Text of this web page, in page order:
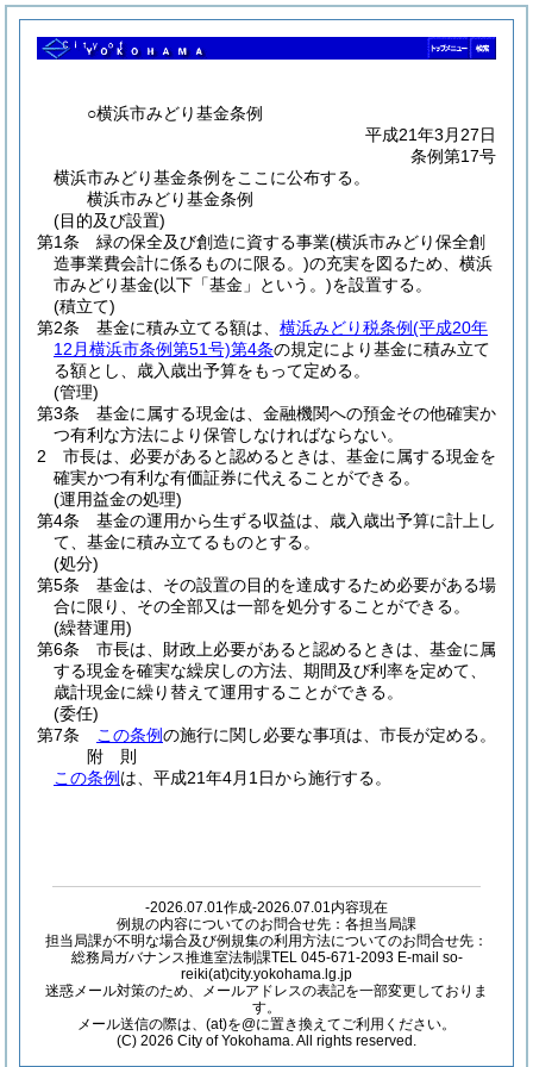
○横浜市みどり基金条例
平成21年3月27日
条例第17号
横浜市みどり基金条例をここに公布する。
横浜市みどり基金条例
(目的及び設置)
第1条
緑の保全及び創造に資する事業(横浜市みどり保全創
造事業費会計に係るものに限る。)の充実を図るため、横浜
市みどり基金(以下「基金」という。)を設置する。
(積立て)
第2条
基金に積み立てる額は、 横浜みどり税条例(平成20年
12月横浜市条例第51号)第4条の規定により基金に積み立て
る額とし、歳入歳出予算をもって定める。
(管理)
第3条
基金に属する現金は、金融機関への預金その他確実か
つ有利な方法により保管しなければならない。
2
市長は、必要があると認めるときは、基金に属する現金を
確実かつ有利な有価証券に代えることができる。
(運用益金の処理)
第4条
基金の運用から生ずる収益は、歳入歳出予算に計上し
て、基金に積み立てるものとする。
(処分)
第5条
基金は、その設置の目的を達成するため必要がある場
合に限り、その全部又は一部を処分することができる。
(繰替運用)
第6条
市長は、財政上必要があると認めるときは、基金に属
する現金を確実な繰戻しの方法、期間及び利率を定めて、
歳計現金に繰り替えて運用することができる。
(委任)
第7条
この条例の施行に関し必要な事項は、市長が定める。
附 則
この条例 は、平成21年4月1日から施行する。
-2026.07.01作成-2026.07.01内容現在
例規の内容についてのお問合せ先：各担当局課
担当局課が不明な場合及び例規集の利用方法についてのお問合せ先：
総務局ガバナンス推進室法制課TEL 045-671-2093 E-mail so-
reiki(at)city.yokohama.lg.jp
迷惑メール対策のため、メールアドレスの表記を一部変更しておりま
す。
メール送信の際は、(at)を@に置き換えてご利用ください。
(C) 2026 City of Yokohama. All rights reserved.